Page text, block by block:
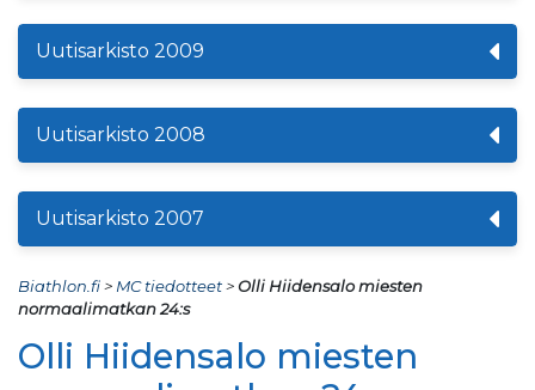
Uutisarkisto 2009
Uutisarkisto 2008
Uutisarkisto 2007
Biathlon.fi> MC tiedotteet>Olli Hiidensalo miesten
normaalimatkan 24:s
Olli Hiidensalo miesten